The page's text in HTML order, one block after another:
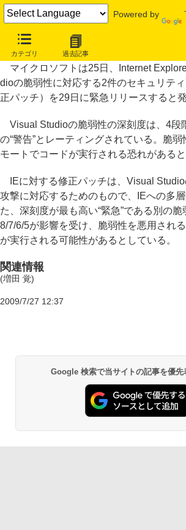
Powered by
カテゴリ 過去記事
IEとVisual Studioの脆弱性修正パッチ、29日
マイクロソフトは25日、Internet
dioの脆弱性に対応する2件のセキュリテ
正パッチ）を29日に緊急リリースすると発
Visual Studioの脆弱性の深刻度は、4段
の“警告”とレーティングされている。脆弱
モートでコードが実行される恐れがあると
IEに対する修正パッチは、Visual Studio
攻撃に対応するためのもので、IEへの多
た、深刻度が最も高い“緊急”である別の
8/7/6/5が影響を受け、脆弱性を悪用され
が実行される可能性があるとしている。
関連情報
(増田 覚)
2009/7/27 12:37
Google 検索で当サイトの記事を優先